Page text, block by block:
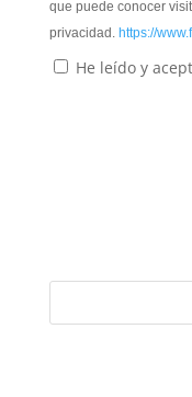
que puede conocer
privacidad. https://
He leído y